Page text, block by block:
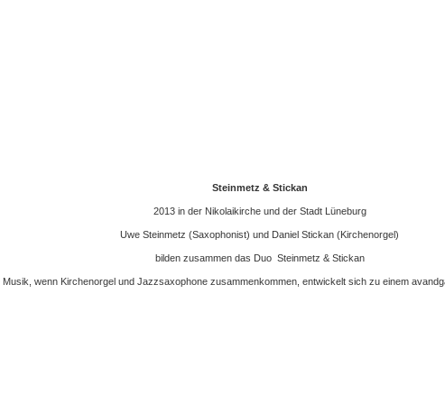
Steinmetz & Stickan
2013 in der Nikolaikirche und der Stadt Lüneburg
Uwe Steinmetz (Saxophonist) und Daniel Stickan (Kirchenorgel)
bilden zusammen das Duo Steinmetz & Stickan
Musik, wenn Kirchenorgel und Jazzsaxophone zusammenkommen, entwickelt sich zu einem